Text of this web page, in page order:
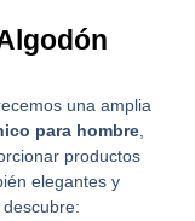
una amplia
para hombre,
productos
elegantes y